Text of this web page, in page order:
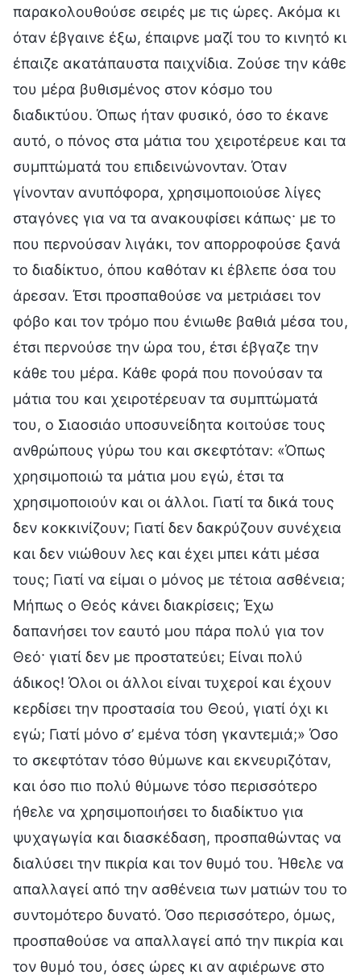
παρακολουθούσε σειρές με τις ώρες. Ακόμα κι
όταν έβγαινε έξω, έπαιρνε μαζί του το κινητό κι
έπαιζε ακατάπαυστα παιχνίδια. Ζούσε την κάθε
του μέρα βυθισμένος στον κόσμο του
διαδικτύου. Όπως ήταν φυσικό, όσο το έκανε
αυτό, ο πόνος στα μάτια του χειροτέρευε και τα
συμπτώματά του επιδεινώνονταν. Όταν
γίνονταν ανυπόφορα, χρησιμοποιούσε λίγες
σταγόνες για να τα ανακουφίσει κάπως· με το
που περνούσαν λιγάκι, τον απορροφούσε ξανά
το διαδίκτυο, όπου καθόταν κι έβλεπε όσα του
άρεσαν. Έτσι προσπαθούσε να μετριάσει τον
φόβο και τον τρόμο που ένιωθε βαθιά μέσα του,
έτσι περνούσε την ώρα του, έτσι έβγαζε την
κάθε του μέρα. Κάθε φορά που πονούσαν τα
μάτια του και χειροτέρευαν τα συμπτώματά
του, ο Σιαοσιάο υποσυνείδητα κοιτούσε τους
ανθρώπους γύρω του και σκεφτόταν: «Όπως
χρησιμοποιώ τα μάτια μου εγώ, έτσι τα
χρησιμοποιούν και οι άλλοι. Γιατί τα δικά τους
δεν κοκκινίζουν; Γιατί δεν δακρύζουν συνέχεια
και δεν νιώθουν λες και έχει μπει κάτι μέσα
τους; Γιατί να είμαι ο μόνος με τέτοια ασθένεια;
Μήπως ο Θεός κάνει διακρίσεις; Έχω
δαπανήσει τον εαυτό μου πάρα πολύ για τον
Θεό· γιατί δεν με προστατεύει; Είναι πολύ
άδικος! Όλοι οι άλλοι είναι τυχεροί και έχουν
κερδίσει την προστασία του Θεού, γιατί όχι κι
εγώ; Γιατί μόνο σ’ εμένα τόση γκαντεμιά;» Όσο
το σκεφτόταν τόσο θύμωνε και εκνευριζόταν,
και όσο πιο πολύ θύμωνε τόσο περισσότερο
ήθελε να χρησιμοποιήσει το διαδίκτυο για
ψυχαγωγία και διασκέδαση, προσπαθώντας να
διαλύσει την πικρία και τον θυμό του. Ήθελε να
απαλλαγεί από την ασθένεια των ματιών του το
συντομότερο δυνατό. Όσο περισσότερο, όμως,
προσπαθούσε να απαλλαγεί από την πικρία και
τον θυμό του, όσες ώρες κι αν αφιέρωνε στο